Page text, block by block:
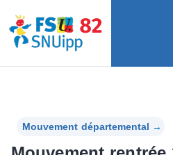
Mouvement départemental →